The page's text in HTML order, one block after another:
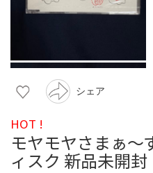
シェア
HOT !
モヤモヤさまぁ～
ィスク 新品未開